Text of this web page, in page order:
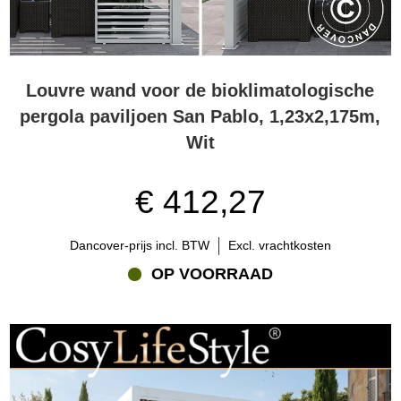
Louvre wand voor de bioklimatologische
pergola paviljoen San Pablo, 1,23x2,175m,
Wit
€ 412,27
Dancover-prijs incl. BTW Excl. vrachtkosten
OP VOORRAAD